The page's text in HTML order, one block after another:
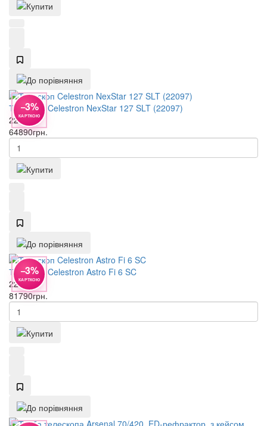
−3%
КАРТКОЮ
Телескоп Celestron NexStar 127 SLT (22097)
22097
64890грн.
−3%
КАРТКОЮ
Телескоп Celestron Astro Fi 6 SC
22205
81790грн.